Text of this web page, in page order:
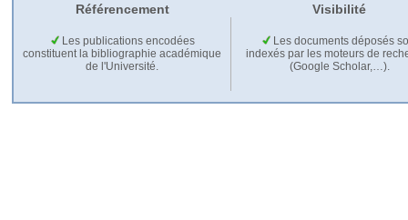
Référencement Visibilité
Les publications encodées
constituent la bibliographie académique
de l'Université.
Les documents déposés
indexés par les moteurs de
(Google Scholar,…).